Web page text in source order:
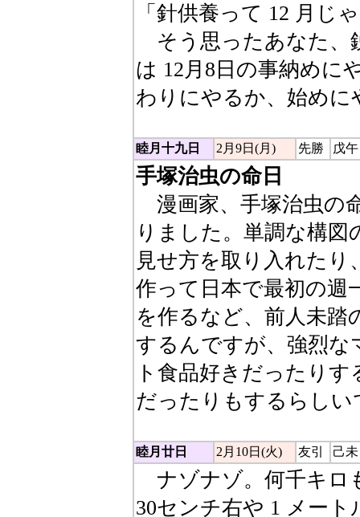
「針供養って 12 月じ
そう思ったあなた、
は 12月8日の事納めに
わりにやるか、始め
睦月十九日 2月9日(月) 先勝 戊午
手塚治虫の命日
漫画家、手塚治虫の
りました。単調な構
見せ方を取り入れた
作って日本で最初の週
を作るなど、前人未
するんですが、強烈
ト食品好きだったり
だったりもするらしい
睦月廿日 2月10日(火) 友引 己未
ナゾナゾ。何千キロ
30センチ右や 1 メー